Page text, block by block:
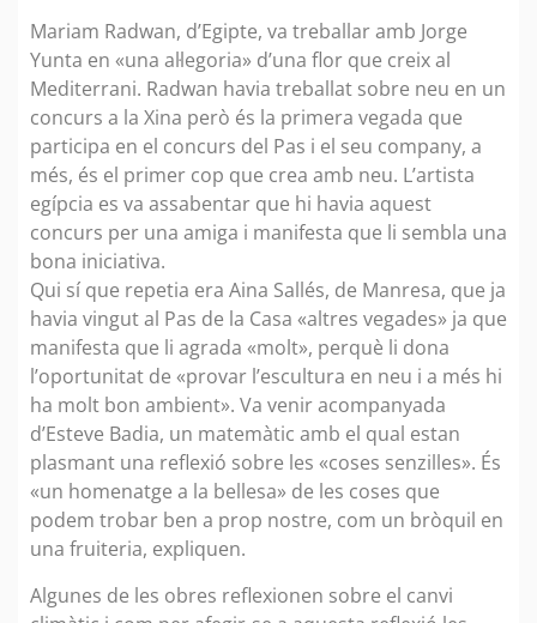
Mariam Radwan, d’Egipte, va treballar amb Jorge
Yunta en «una al·legoria» d’una flor que creix al
Mediterrani. Radwan havia treballat sobre neu en un
concurs a la Xina però és la primera vegada que
participa en el concurs del Pas i el seu company, a
més, és el primer cop que crea amb neu. L’artista
egípcia es va assabentar que hi havia aquest
concurs per una amiga i manifesta que li sembla una
bona iniciativa.
Qui sí que repetia era Aina Sallés, de Manresa, que ja
havia vingut al Pas de la Casa «altres vegades» ja que
manifesta que li agrada «molt», perquè li dona
l’oportunitat de «provar l’escultura en neu i a més hi
ha molt bon ambient». Va venir acompanyada
d’Esteve Badia, un matemàtic amb el qual estan
plasmant una reflexió sobre les «coses senzilles». És
«un homenatge a la bellesa» de les coses que
podem trobar ben a prop nostre, com un bròquil en
una fruiteria, expliquen.
Algunes de les obres reflexionen sobre el canvi